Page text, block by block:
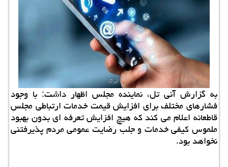
به گزارش آنی تل، نماینده مجلس اظهار داشت: با وجود
فشارهای مختلف برای افزایش قیمت خدمات ارتباطی مجلس
قاطعانه اعلام می کند که هیچ افزایش تعرفه ای بدون بهبود
ملموس کیفی خدمات و جلب رضایت عمومی مردم پذیرفتنی
نخواهد بود.